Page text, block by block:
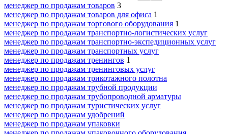
менеджер по продажам товаров 3
менеджер по продажам товаров для офиса 1
менеджер по продажам торгового оборудования 1
менеджер по продажам транспортно-логистических услуг
менеджер по продажам транспортно-экспедиционных услуг
менеджер по продажам транспортных услуг
менеджер по продажам тренингов 1
менеджер по продажам тренинговых услуг
менеджер по продажам трикотажного полотна
менеджер по продажам трубной продукции
менеджер по продажам трубопроводной арматуры
менеджер по продажам туристических услуг
менеджер по продажам удобрений
менеджер по продажам упаковки